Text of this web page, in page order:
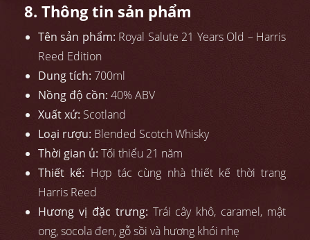
8. Thông tin sản phẩm
Tên sản phẩm: Royal Salute 21 Years Old – Harris
Reed Edition
Dung tích: 700ml
Nồng độ cồn: 40% ABV
Xuất xứ: Scotland
Loại rượu: Blended Scotch Whisky
Thời gian ủ: Tối thiểu 21 năm
Thiết kế: Hợp tác cùng nhà thiết kế thời trang
Harris Reed
Hương vị đặc trưng: Trái cây khô, caramel, mật
ong, socola đen, gỗ sồi và hương khói nhẹ